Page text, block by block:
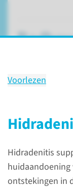
Voorlezen
Hidradenitis
ontstekingen in
Hidradenitis